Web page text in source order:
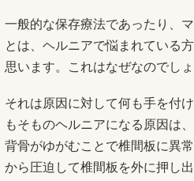
一般的な保存療法であったり、
とは、ヘルニアで悩まれている
思います。これはなぜなのでし
それは原因に対して何も手を付
もそものヘルニアになる原因は
背骨がゆがむことで椎間板に異
から圧迫して椎間板を外に押し出